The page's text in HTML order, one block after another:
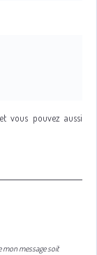
vous pouvez aussi
mon message soit